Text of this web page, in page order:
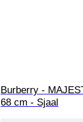
Burberry -
68 cm - Sjaal